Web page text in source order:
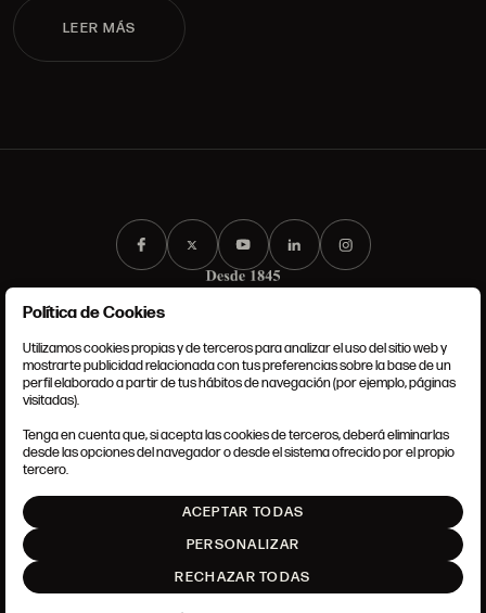
LEER MÁS
CONDICIONES GENERALES
POLÍTICA DE COOKIES
AJUSTE DE COOKIES
Política de Cookies
Utilizamos cookies propias y de terceros para analizar el uso del sitio web y
mostrarte publicidad relacionada con tus preferencias sobre la base de un
perfil elaborado a partir de tus hábitos de navegación (por ejemplo, páginas
visitadas).
Tenga en cuenta que, si acepta las cookies de terceros, deberá eliminarlas
desde las opciones del navegador o desde el sistema ofrecido por el propio
tercero.
ACEPTAR TODAS
PERSONALIZAR
RECHAZAR TODAS